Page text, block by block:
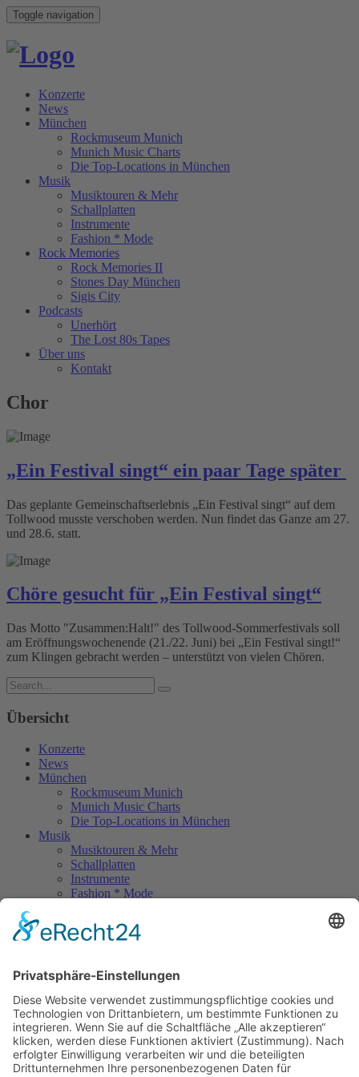
Toggle navigation
Konzerte
News
München
Rockmuseum Munich
Munich Music Charts
Die Top-Locations in München
Musik
Musiktouren & Mehr
Schallplatten
Instrumente
Fashion * Mode
Rock Memories
Rock Memories II
Stones Day München
Sigis City
Podcasts
Unerhört
The Lost 80s Tapes
Über uns
Kontakt
Chor
„Ein Festival singt“ ein paar Tage später
Das geplante Gemeinschaftserlebnis „Ein Festival singt“ auf dem
Tollwood musste verschoben werden. Nun findet das Ganze am 27.
und 28.6. statt.
Chöre gesucht für „Ein Festival singt“
Das Motto "Zusammen:Halt!" des Tollwood-Sommerfestivals soll
am Eröffnungswochenende (21./22. Juni) bei „Ein Festival singt!“
zum Klingen gebracht werden – unterstützt von vielen Chören.
Übersicht
Konzerte
News
München
Rockmuseum Munich
Munich Music Charts
Die Top-Locations in München
Musik
Musiktouren & Mehr
Schallplatten
Instrumente
Fashion * Mode
Rock Memories II
Stones Day München
Unerhört
The Lost 80s Tapes
Über uns
Kontakt
Neueste Beiträge